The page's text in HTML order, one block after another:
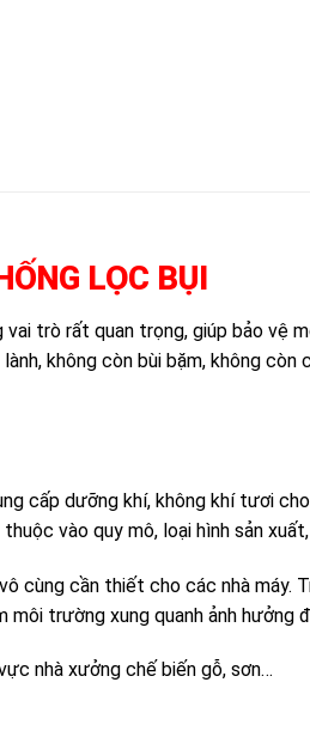
LỌC BỤI
vai trò rất quan trọng, giúp bảo vệ
không còn bùi bặm, không
cấp dưỡng khí, không khí tươi
vào quy mô, loại hình sản
cùng cần thiết cho các nhà máy.
trường xung quanh ảnh hưởng
nhà xưởng chế biến gỗ, sơn…